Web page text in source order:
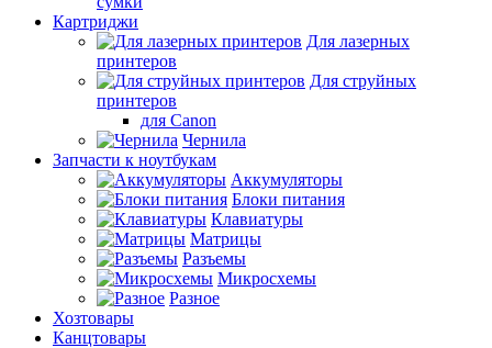
Картриджи
Для лазерных
принтеров
Для струйных
принтеров
для Canon
Чернила
Запчасти к ноутбукам
Аккумуляторы
Блоки питания
Клавиатуры
Матрицы
Разъемы
Микросхемы
Разное
Хозтовары
Канцтовары